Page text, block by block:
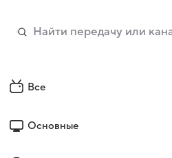
Все
Основные